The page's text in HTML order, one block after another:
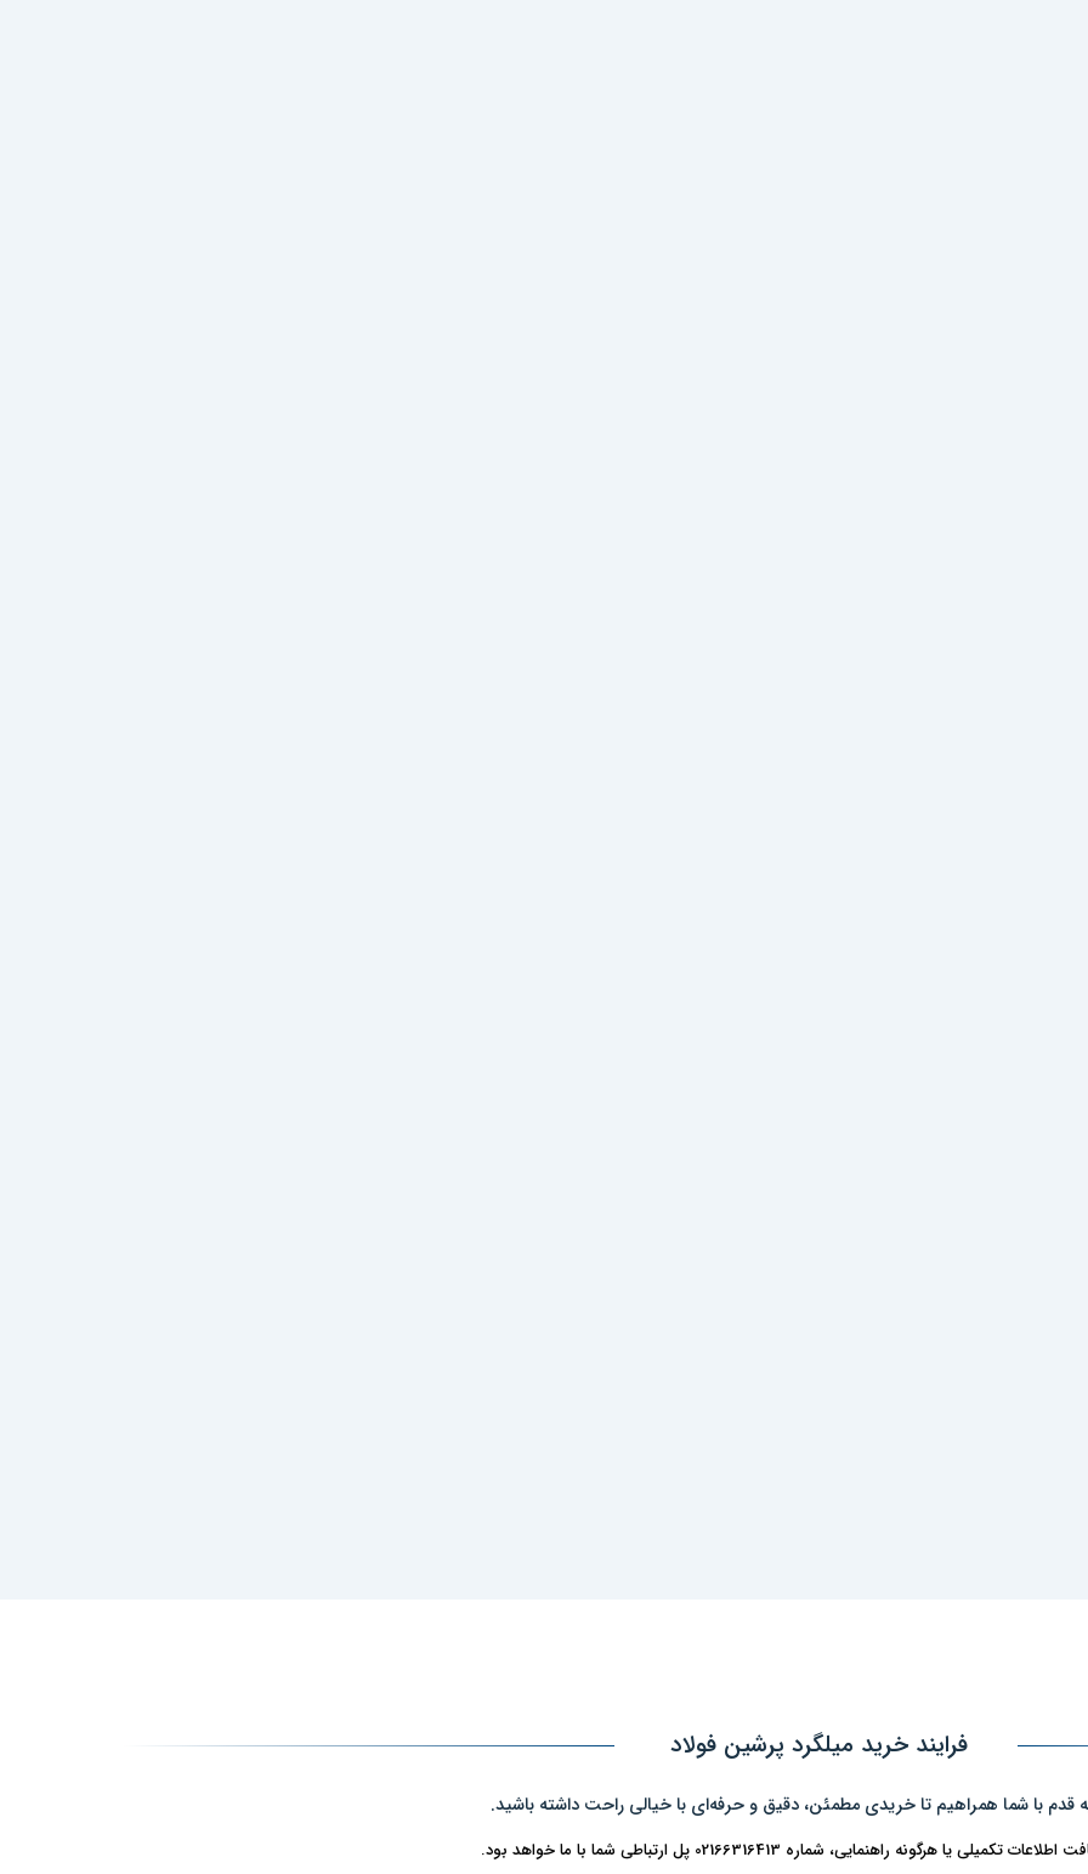
فرایند خرید میلگرد پرشین فولاد
قدم با شما همراهیم تا خریدی مطمئن، دقیق و حرفه‌ای با خیالی راحت داشته باشید.
تکمیلی یا هرگونه راهنمایی، شماره 02166316413 پل ارتباطی شما با ما خواهد بود.